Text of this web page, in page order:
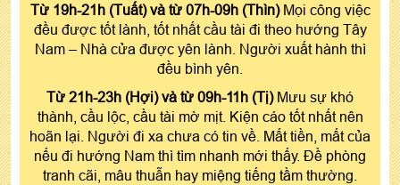
Từ 19h-21h (Tuất) và từ 07h-09h (Thìn) Mọi công việc
đều được tốt lành, tốt nhất cầu tài đi theo hướng Tây
Nam – Nhà cửa được yên lành. Người xuất hành thì
đều bình yên.
Từ 21h-23h (Hợi) và từ 09h-11h (Tị) Mưu sự khó
thành, cầu lộc, cầu tài mờ mịt. Kiện cáo tốt nhất nên
hoãn lại. Người đi xa chưa có tin về. Mất tiền, mất của
nếu đi hướng Nam thì tìm nhanh mới thấy. Đề phòng
tranh cãi, mâu thuẫn hay miệng tiếng tầm thường.